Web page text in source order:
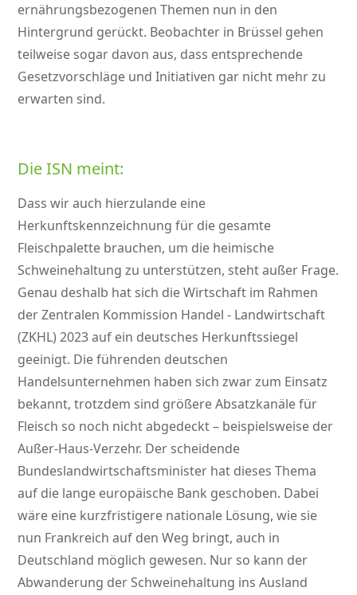
ernährungsbezogenen Themen nun in den
Hintergrund gerückt. Beobachter in Brüssel gehen
teilweise sogar davon aus, dass entsprechende
Gesetzvorschläge und Initiativen gar nicht mehr zu
erwarten sind.
Die ISN meint:
Dass wir auch hierzulande eine
Herkunftskennzeichnung für die gesamte
Fleischpalette brauchen, um die heimische
Schweinehaltung zu unterstützen, steht außer Frage.
Genau deshalb hat sich die Wirtschaft im Rahmen
der Zentralen Kommission Handel - Landwirtschaft
(ZKHL) 2023 auf ein deutsches Herkunftssiegel
geeinigt. Die führenden deutschen
Handelsunternehmen haben sich zwar zum Einsatz
bekannt, trotzdem sind größere Absatzkanäle für
Fleisch so noch nicht abgedeckt – beispielsweise der
Außer-Haus-Verzehr. Der scheidende
Bundeslandwirtschaftsminister hat dieses Thema
auf die lange europäische Bank geschoben. Dabei
wäre eine kurzfristigere nationale Lösung, wie sie
nun Frankreich auf den Weg bringt, auch in
Deutschland möglich gewesen. Nur so kann der
Abwanderung der Schweinehaltung ins Ausland